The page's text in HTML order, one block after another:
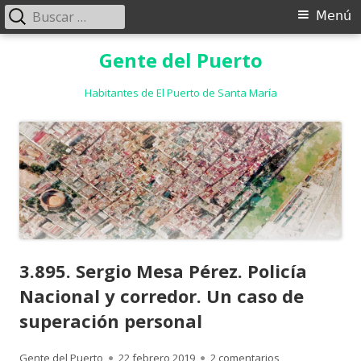
Gente del Puerto
Habitantes de El Puerto de Santa María
Menú
Menú
Buscar:
3.895. Sergio Mesa Pérez. Policía
Nacional y corredor. Un caso de
superación personal
Autor
Gente del Puerto Publicado
22 febrero 2019 2 comentarios